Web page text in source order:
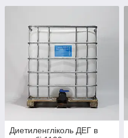
Диетиленгліколь ДЕГ в